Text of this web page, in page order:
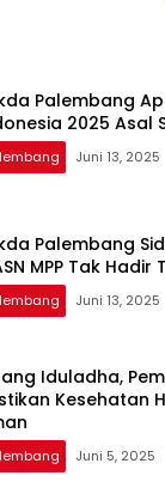
Palembang
2025 Asal
Juni 13, 2025
Palembang
MPP Tak
Juni 13, 2025
Iduladha,
Kesehatan
Juni 5, 2025